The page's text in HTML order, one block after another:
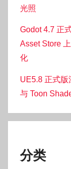
光照
Godot 4.7 正
Asset Store
化
UE5.8 正式版
与 Toon
分类